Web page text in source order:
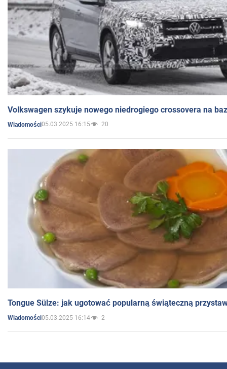
Volkswagen szykuje nowego niedrogiego crossovera na
Wiadomości05.03.2025 16:15 20
Tongue Sülze: jak ugotować popularną świąteczną
Wiadomości05.03.2025 16:14 2